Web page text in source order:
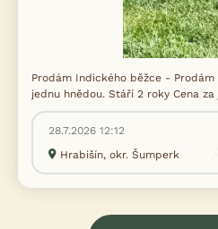
Prodám Indického běžce -
jednu hnědou. Stáří 2 roky Cena
28.7.2026 12:12
Hrabišín, okr. Šumperk